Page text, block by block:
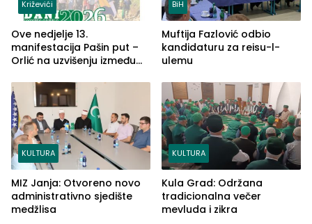
Križevići
Ove nedjelje 13.
manifestacija Pašin put –
Orlić na uzvišenju između
Hajvazi
BiH
Muftija Fazlović odbio
kandidaturu za reisu-l-
ulemu
KULTURA
MIZ Janja: Otvoreno novo
administrativno sjedište
medžlisa
KULTURA
Kula Grad: Održana
tradicionalna večer
mevluda i zikra